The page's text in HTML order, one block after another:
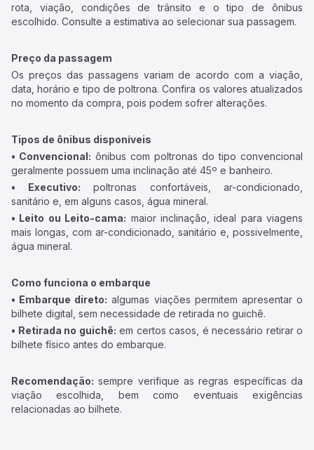
rota, viação, condições de trânsito e o tipo de ônibus
escolhido. Consulte a estimativa ao selecionar sua passagem.
Preço da passagem
Os preços das passagens variam de acordo com a viação,
data, horário e tipo de poltrona. Confira os valores atualizados
no momento da compra, pois podem sofrer alterações.
Tipos de ônibus disponíveis
• Convencional: ônibus com poltronas do tipo convencional
geralmente possuem uma inclinação até 45º e banheiro.
• Executivo: poltronas confortáveis, ar-condicionado,
sanitário e, em alguns casos, água mineral.
• Leito ou Leito-cama: maior inclinação, ideal para viagens
mais longas, com ar-condicionado, sanitário e, possivelmente,
água mineral.
Como funciona o embarque
• Embarque direto: algumas viações permitem apresentar o
bilhete digital, sem necessidade de retirada no guichê.
• Retirada no guichê: em certos casos, é necessário retirar o
bilhete físico antes do embarque.
Recomendação: sempre verifique as regras específicas da
viação escolhida, bem como eventuais exigências
relacionadas ao bilhete.